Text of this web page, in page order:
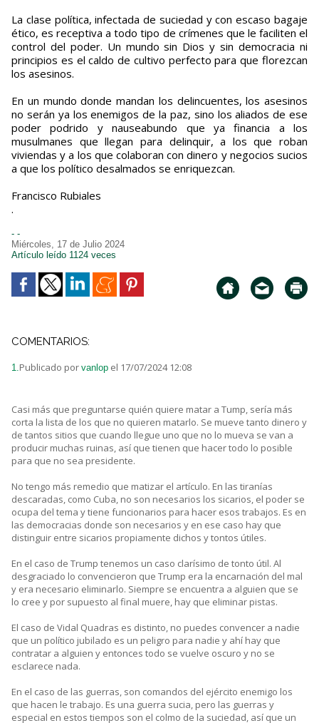
La clase política, infectada de suciedad y con escaso bagaje
ético, es receptiva a todo tipo de crímenes que le faciliten el
control del poder. Un mundo sin Dios y sin democracia ni
principios es el caldo de cultivo perfecto para que florezcan
los asesinos.
En un mundo donde mandan los delincuentes, los asesinos
no serán ya los enemigos de la paz, sino los aliados de ese
poder podrido y nauseabundo que ya financia a los
musulmanes que llegan para delinquir, a los que roban
viviendas y a los que colaboran con dinero y negocios sucios
a que los político desalmados se enriquezcan.
Francisco Rubiales
.
- -
Miércoles, 17 de Julio 2024
Artículo leído 1124 veces
COMENTARIOS:
1. Publicado por vanlop el 17/07/2024 12:08
Casi más que preguntarse quién quiere matar a Tump, sería más
corta la lista de los que no quieren matarlo. Se mueve tanto dinero y
de tantos sitios que cuando llegue uno que no lo mueva se van a
producir muchas ruinas, así que tienen que hacer todo lo posible
para que no sea presidente.
No tengo más remedio que matizar el artículo. En las tiranías
descaradas, como Cuba, no son necesarios los sicarios, el poder se
ocupa del tema y tiene funcionarios para hacer esos trabajos. Es en
las democracias donde son necesarios y en ese caso hay que
distinguir entre sicarios propiamente dichos y tontos útiles.
En el caso de Trump tenemos un caso clarísimo de tonto útil. Al
desgraciado lo convencieron que Trump era la encarnación del mal
y era necesario eliminarlo. Siempre se encuentra a alguien que se
lo cree y por supuesto al final muere, hay que eliminar pistas.
El caso de Vidal Quadras es distinto, no puedes convencer a nadie
que un político jubilado es un peligro para nadie y ahí hay que
contratar a alguien y entonces todo se vuelve oscuro y no se
esclarece nada.
En el caso de las guerras, son comandos del ejército enemigo los
que hacen le trabajo. Es una guerra sucia, pero las guerras y
especial en estos tiempos son el colmo de la suciedad, así que un